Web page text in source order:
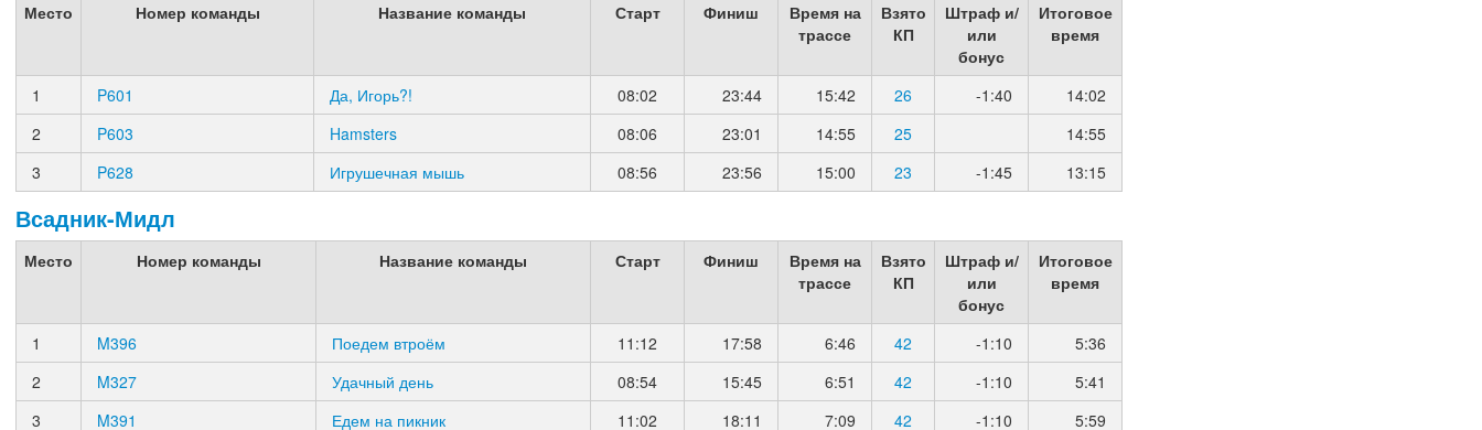
Место Номер команды Название команды Старт Финиш
Время на
трассе
Взято
КП
Штраф и/
или
бонус
Итоговое
время
1 P601 Да, Игорь?! 08:02 23:44 15:42 26 -1:40
14:02
2
P603 Hamsters 08:06 23:01 14:55 25
14:55
3
P628 Игрушечная мышь 08:56 23:56 15:00 23 -1:45 13:15
Всадник-Мидл
Место Номер команды Название команды Старт Финиш
Время на
трассе
Взято
КП
Штраф и/
или
бонус
Итоговое
время
1 M396 Поедем втроём 11:12 17:58 6:46 42 -1:10
5:36
2
M327 Удачный день 08:54 15:45 6:51 42 -1:10
5:41
3
M391 Едем на пикник 11:02 18:11 7:09 42 -1:10 5:59